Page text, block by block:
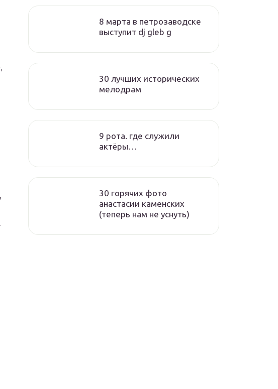
8 марта в петрозаводске
выступит dj gleb g
30 лучших исторических
мелодрам
9 рота. где служили
актёры…
30 горячих фото
анастасии каменских
(теперь нам не уснуть)